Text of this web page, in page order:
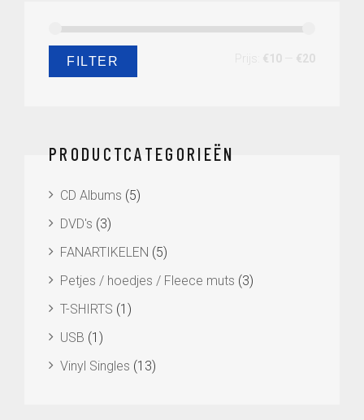
Min.
Max.FILTER Prijs: €10 €20
PRODUCTCATEGORIEËN
CD Albums (5)
DVD's (3)
FANARTIKELEN (5)
Petjes / hoedjes / Fleece muts (3)
T-SHIRTS (1)
USB (1)
Vinyl Singles (13)